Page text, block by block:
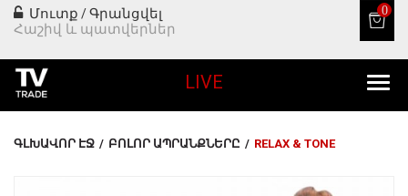
Մուտք /Գրանցվել
Հաշիվ և պատվերներ
0
LIVE
ԳԼԽԱՎՈՐ ԷՋ / ԲՈԼՈՐ ԱՊՐԱՆՔՆԵՐԸ / RELAX & TONE